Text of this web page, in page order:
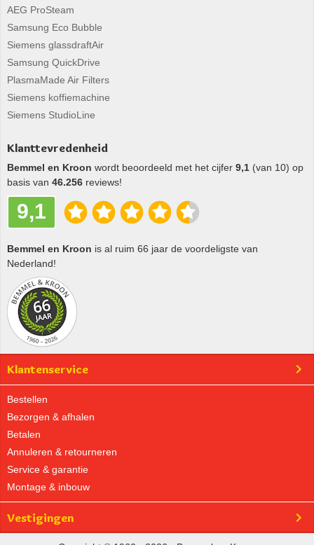
AEG ProSteam
Samsung Eco Bubble
Siemens glassdraftAir
Samsung QuickDrive
PlasmaMade Air Filters
Siemens koffiemachine
Siemens StudioLine
Klanttevredenheid
Bemmel en Kroon wordt beoordeeld met het cijfer 9,1 (van 10) op
basis van 46.256 reviews!
9,1
Bemmel en Kroon is al ruim 66 jaar de voordeligste van
Nederland!
Klantenservice
Bestellen
Bezorgen & afhalen
Betalen
Annuleren & retourneren
Service & garantie
Montage & inbouw
Vestigingen